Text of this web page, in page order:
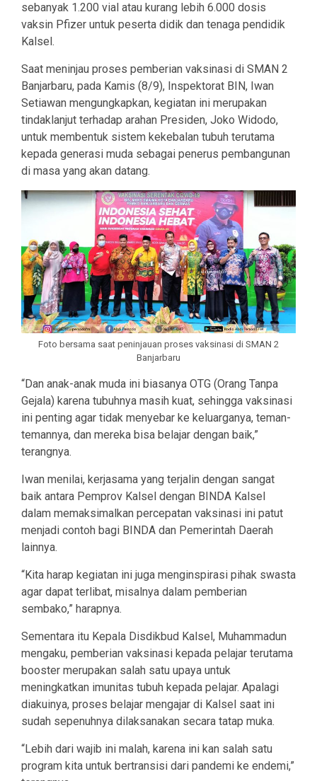
sebanyak 1.200 vial atau kurang lebih 6.000 dosis
vaksin Pfizer untuk peserta didik dan tenaga pendidik
Kalsel.
Saat meninjau proses pemberian vaksinasi di SMAN 2
Banjarbaru, pada Kamis (8/9), Inspektorat BIN, Iwan
Setiawan mengungkapkan, kegiatan ini merupakan
tindaklanjut terhadap arahan Presiden, Joko Widodo,
untuk membentuk sistem kekebalan tubuh terutama
kepada generasi muda sebagai penerus pembangunan
di masa yang akan datang.
Foto bersama saat peninjauan proses vaksinasi di SMAN 2
Banjarbaru
“Dan anak-anak muda ini biasanya OTG (Orang Tanpa
Gejala) karena tubuhnya masih kuat, sehingga vaksinasi
ini penting agar tidak menyebar ke keluarganya, teman-
temannya, dan mereka bisa belajar dengan baik,”
terangnya.
Iwan menilai, kerjasama yang terjalin dengan sangat
baik antara Pemprov Kalsel dengan BINDA Kalsel
dalam memaksimalkan percepatan vaksinasi ini patut
menjadi contoh bagi BINDA dan Pemerintah Daerah
lainnya.
“Kita harap kegiatan ini juga menginspirasi pihak swasta
agar dapat terlibat, misalnya dalam pemberian
sembako,” harapnya.
Sementara itu Kepala Disdikbud Kalsel, Muhammadun
mengaku, pemberian vaksinasi kepada pelajar terutama
booster merupakan salah satu upaya untuk
meningkatkan imunitas tubuh kepada pelajar. Apalagi
diakuinya, proses belajar mengajar di Kalsel saat ini
sudah sepenuhnya dilaksanakan secara tatap muka.
“Lebih dari wajib ini malah, karena ini kan salah satu
program kita untuk bertransisi dari pandemi ke endemi,”